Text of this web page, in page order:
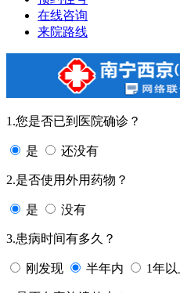
在线咨询
来院路线
1.您是否已到医院确诊？
是 还没有
2.是否使用外用药物？
是 没有
3.患病时间有多久？
刚发现 半年内 1年以